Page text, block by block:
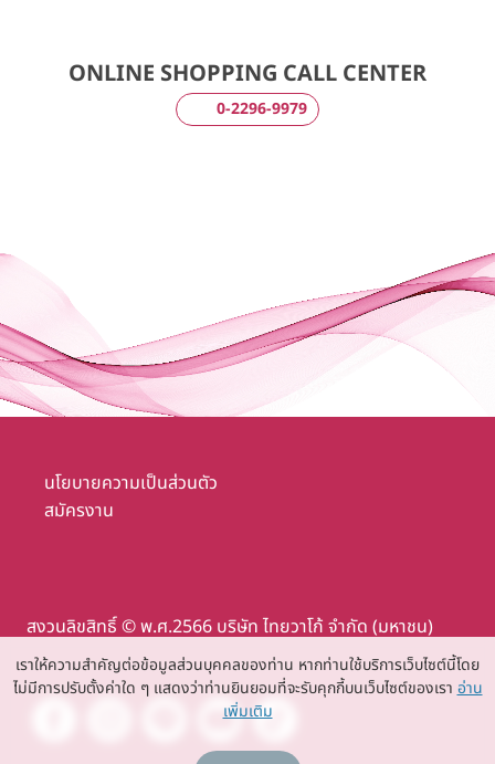
ONLINE SHOPPING CALL CENTER
0-2296-9979
นโยบายความเป็นส่วนตัว
สมัครงาน
สงวนลิขสิทธิ์ © พ.ศ.2566 บริษัท ไทยวาโก้ จำกัด (มหาชน)
เราให้ความสำคัญต่อข้อมูลส่วนบุคคลของท่าน หากท่านใช้บริการเว็บไซต์นี้โดย
ไม่มีการปรับตั้งค่าใด ๆ แสดงว่าท่านยินยอมที่จะรับคุกกี้บนเว็บไซต์ของเรา อ่าน
เพิ่มเติม